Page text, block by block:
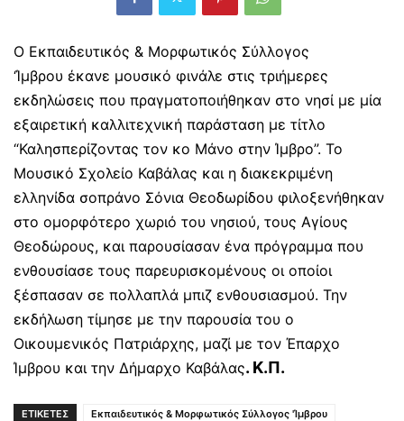
Ο Εκπαιδευτικός & Μορφωτικός Σύλλογος
‘Ίμβρου έκανε μουσικό φινάλε στις τριήμερες
εκδηλώσεις που πραγματοποιήθηκαν στο νησί με μία
εξαιρετική καλλιτεχνική παράσταση με τίτλο
“Καλησπερίζοντας τον κο Μάνο στην Ίμβρο”. Το
Μουσικό Σχολείο Καβάλας και η διακεκριμένη
ελληνίδα σοπράνο Σόνια Θεοδωρίδου φιλοξενήθηκαν
στο ομορφότερο χωριό του νησιού, τους Αγίους
Θεοδώρους, και παρουσίασαν ένα πρόγραμμα που
ενθουσίασε τους παρευρισκομένους οι οποίοι
ξέσπασαν σε πολλαπλά μπιζ ενθουσιασμού. Την
εκδήλωση τίμησε με την παρουσία του ο
Οικουμενικός Πατριάρχης, μαζί με τον Έπαρχο
Ίμβρου και την Δήμαρχο Καβάλας. K.Π.
ΕΤΙΚΕΤΕΣ
Εκπαιδευτικός & Μορφωτικός Σύλλογος 'Ίμβρου